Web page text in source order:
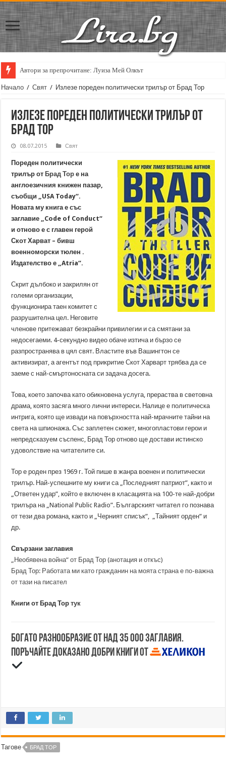
Автори за препрочитане: Луиза Мей Олкът
Начало / Свят / Излезе пореден политически трилър от Брад Тор
Излезе пореден политически трилър от
Брад Тор
08.07.2015 Свят
Пореден политически
трилър от Брад Торе на
англоезичния книжен пазар,
съобщи „USA Today“.
Новата му книга е със
заглавие „Code of Conduct“
и отново е с главен герой
Скот Харват –бивш
военноморски тюлен .
Издателство е „Atria“.
Скрит дълбоко и закрилян от
големи организации,
функционира таен комитет с
разрушителна цел. Неговите
членове притежават безкрайни привилегии и са смятани за
недосегаеми. 4-секундно видео обаче изтича и бързо се
разпространява в цял свят. Властите във Вашингтон се
активизират, а агентът под прикритие Скот Харварт трябва да се
заеме с най-смъртоносната си задача досега.
Това, което започва като обикновена услуга, прераства в световна
драма, която засяга много лични интереси. Налице е политическа
интрига, която ще извади на повърхността най-мрачните тайни на
света на шпионажа. Със заплетен сюжет, многопластови герои и
непредсказуем съспенс, Брад Тор отново ще достави истинско
удоволствие на читателите си.
Тор е роден през 1969 г. Той пише в жанра военен и политически
трилър. Най-успешните му книги са „Последният патриот”, както и
„Ответен удар”, който е включен в класацията на 100-те най-добри
трилъра на „National Public Radio”. Българският читател го познава
от тези два романа, както и „Черният списък“, „Тайният орден“ и
др.
Свързани заглавия
„Необявена война“ от Брад Тор (анотация и откъс)
Брад Тор: Работата ми като гражданин на моята страна е по-важна
от тази на писател
Книги от Брад Тортук
Богато разнообразие от над 35 000 заглавия.
Поръчайте доказано добри книги от
Тагове БРАД ТОР